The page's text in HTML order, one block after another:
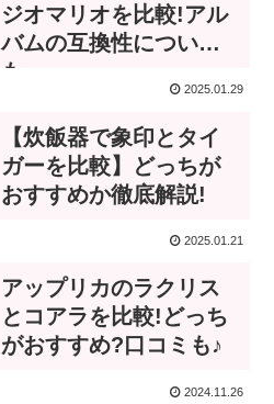
ジオマリオを比較!アル
バムの互換性について
も
2025.01.29
【炊飯器で象印とタイ
ガーを比較】どっちが
おすすめか徹底解説!
2025.01.21
アップリカのラクリス
とコアラを比較!どっち
がおすすめ?口コミも♪
2024.11.26